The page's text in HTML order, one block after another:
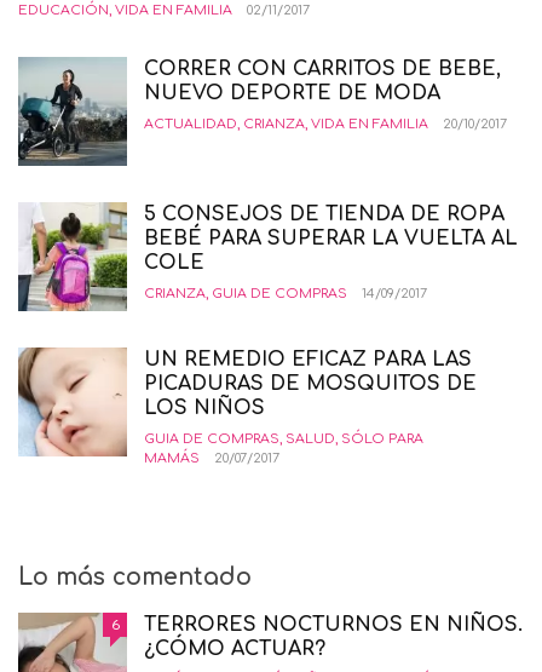
EDUCACIÓN, VIDA EN FAMILIA 02/11/2017
CORRER CON CARRITOS DE BEBE,
NUEVO DEPORTE DE MODA
ACTUALIDAD, CRIANZA, VIDA EN FAMILIA 20/10/2017
5 CONSEJOS DE TIENDA DE ROPA
BEBÉ PARA SUPERAR LA VUELTA AL
COLE
CRIANZA, GUIA DE COMPRAS 14/09/2017
UN REMEDIO EFICAZ PARA LAS
PICADURAS DE MOSQUITOS DE
LOS NIÑOS
GUIA DE COMPRAS, SALUD, SÓLO PARA
MAMÁS
20/07/2017
Lo más comentado
6
TERRORES NOCTURNOS EN NIÑOS.
¿CÓMO ACTUAR?